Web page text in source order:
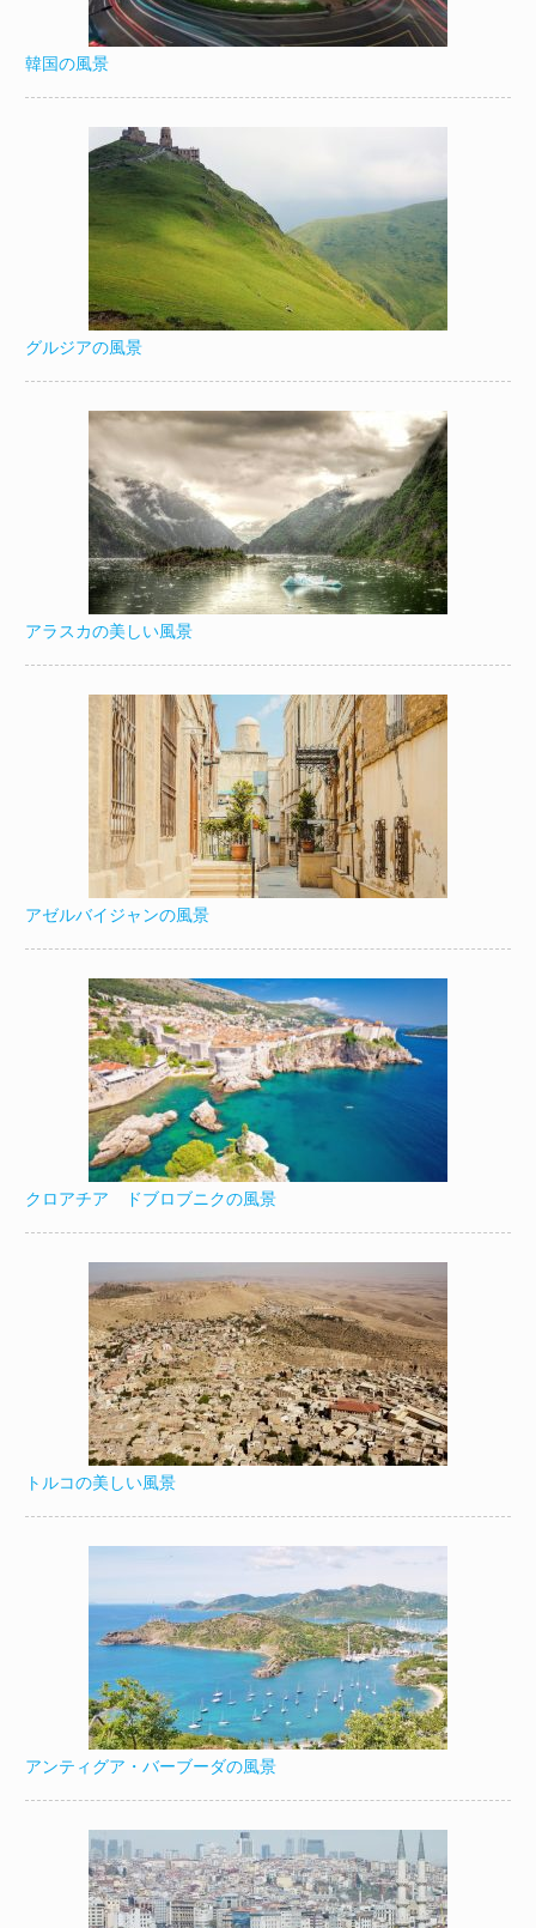
韓国の風景
グルジアの風景
アラスカの美しい風景
アゼルバイジャンの風景
クロアチア ドブロブニクの風景
トルコの美しい風景
アンティグア・バーブーダの風景